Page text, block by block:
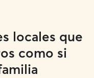
locales que
como si